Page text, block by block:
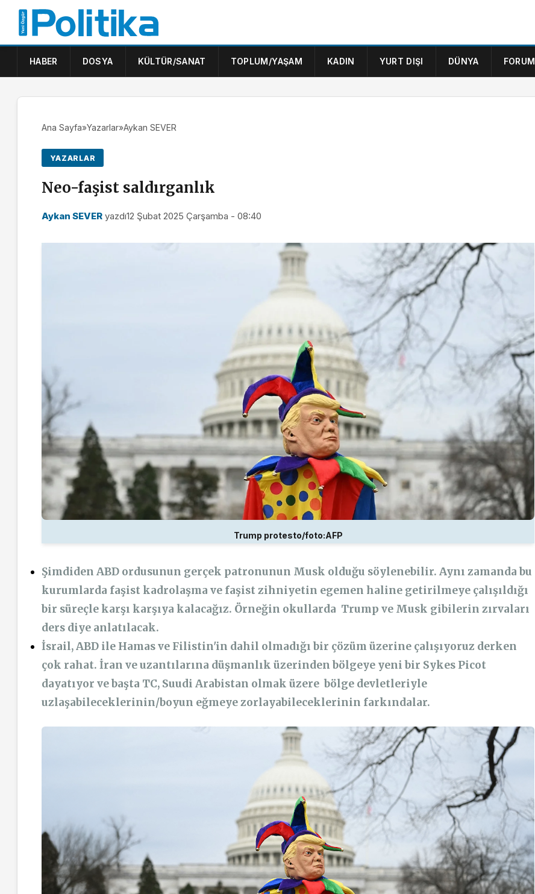
HABER DOSYA KÜLTÜR/SANAT TOPLUM/YAŞAM KADIN YURT DIŞI DÜNYA FORUM
Ana Sayfa»Yazarlar»Aykan SEVER
YAZARLAR
Neo-faşist saldırganlık
Aykan SEVER yazdı12 Şubat 2025 Çarşamba - 08:40
Trump protesto/foto:AFP
Şimdiden ABD ordusunun gerçek patronunun Musk olduğu söylenebilir. Aynı zamanda bu
kurumlarda faşist kadrolaşma ve faşist zihniyetin egemen haline getirilmeye çalışıldığı
bir süreçle karşı karşıya kalacağız. Örneğin okullarda Trump ve Musk gibilerin zırvaları
ders diye anlatılacak.
İsrail, ABD ile Hamas ve Filistin'in dahil olmadığı bir çözüm üzerine çalışıyoruz derken
çok rahat. İran ve uzantılarına düşmanlık üzerinden bölgeye yeni bir Sykes Picot
dayatıyor ve başta TC, Suudi Arabistan olmak üzere bölge devletleriyle
uzlaşabileceklerinin/boyun eğmeye zorlayabileceklerinin farkındalar.